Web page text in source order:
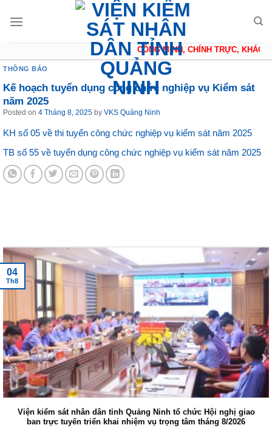
CÔNG MINH, CHÍNH TRỰC, KHÁCH
THÔNG BÁO
Kế hoạch tuyển dụng công chức nghiệp vụ Kiểm sát
năm 2025
Posted on 4 Tháng 8, 2025 by VKS Quảng Ninh
KH số 05 về thi tuyển công chức nghiệp vụ kiểm sát năm 2025
TB số 55 về tuyển dụng công chức nghiệp vụ kiểm sát năm 2025
Viện kiểm sát nhân dân tỉnh Quảng Ninh tổ chức Hội nghị giao
ban trực tuyến triển khai nhiệm vụ trọng tâm tháng 8/2026
04
Th8